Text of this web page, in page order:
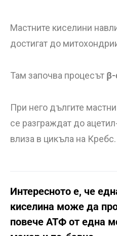
Мастните киселини
достигат до
Там започва процесът β-
При него дългите
се разграждат до
влиза в цикъла на Кребс.
Интересното е, че
киселина може да
повече АТФ от една